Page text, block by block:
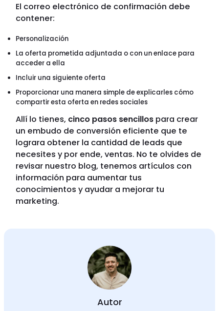
El correo electrónico de confirmación debe
contener:
Personalización
La oferta prometida adjuntada o con un enlace para
acceder a ella
Incluir una siguiente oferta
Proporcionar una manera simple de explicarles cómo
compartir esta oferta en redes sociales
Allí lo tienes, cinco pasos sencillos para crear
un embudo de conversión eficiente que te
lograra obtener la cantidad de leads que
necesites y por ende, ventas. No te olvides de
revisar nuestro blog, tenemos artículos con
información para aumentar tus
conocimientos y ayudar a mejorar tu
marketing.
Autor